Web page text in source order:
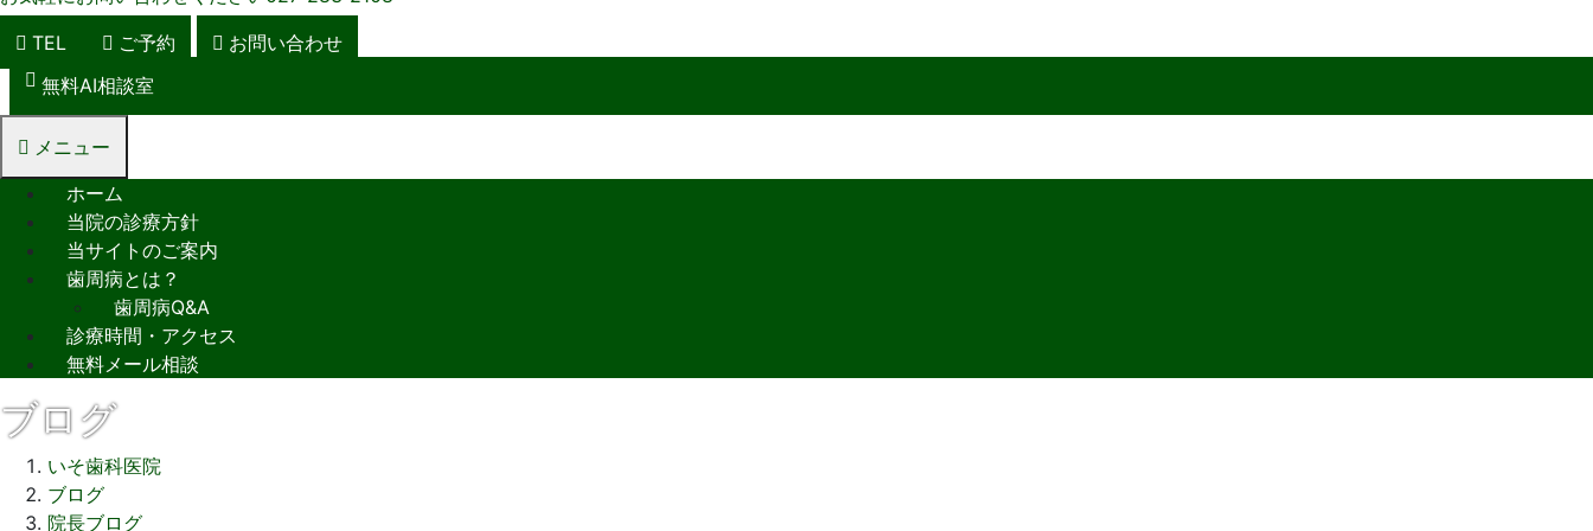
TEL
ご予約
お問い合わせ
無料AI相談室
メニュー
ホーム
当院の診療方針
当サイトのご案内
歯周病とは？
歯周病Q&A
診療時間・アクセス
無料メール相談
ブログ
いそ歯科医院
ブログ
院長ブログ